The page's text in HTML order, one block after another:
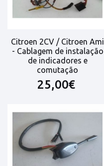
Citroen 2CV / Citroen Ami
- Cablagem de instalação
de indicadores e
comutação
25,00€